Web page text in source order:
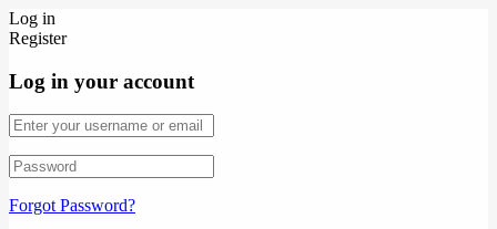
Log in
Register
Log in your account
Forgot Password?